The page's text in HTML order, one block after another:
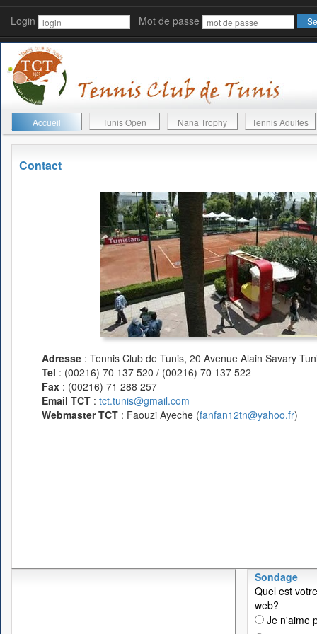
Login Mot de passe
Accueil Tunis Open Nana Trophy Tennis Adultes
Contact
Adresse : Tennis Club de Tunis, 20 Avenue Alain Savary
Tel : (00216) 70 137 520 / (00216) 70 137 522
Fax : (00216) 71 288 257
Email TCT : tct.tunis@gmail.com
Webmaster TCT : Faouzi Ayeche (fanfan12tn@yahoo.fr)
Sondage
Quel est
web?
Je n'aime